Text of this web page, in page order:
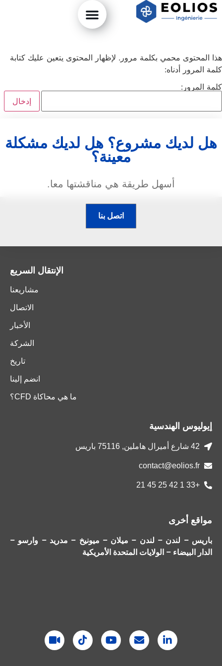
هذا المحتوى محمي بكلمة مرور. لإظهار المحتوى يتعين عليك كتابة
كلمة المرور أدناه:
كلمة المرور:
هل لديك مشروع؟ هل لديك مشكلة
معينة؟
أسهل طريقة هي مناقشتها معا.
اتصل بنا
الإنتقال السريع
مشاريعنا
الاتصال
الأخبار
الشركة
تاريخ
انضم إلينا
ما هي محاكاة CFD؟
إيوليوس الهندسية
42 شارع أميرال هاملين, 75116 باريس
contact@eolios.fr
+33 1 42 25 45 21
مواقع أخرى
باريس – لندن – لندن – ميلان – ميونيخ – مدريد – وارسو –
الدار البيضاء – الولايات المتحدة الأمريكية